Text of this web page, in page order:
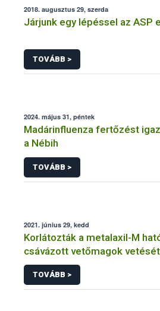
2018. augusztus 29, szerda
Járjunk egy lépéssel az ASP
TOVÁBB >
2024. május 31, péntek
Madárinfluenza fertőzést
a Nébih
TOVÁBB >
2021. június 29, kedd
Korlátozták a metalaxil-M
csávázott vetőmagok vetését
TOVÁBB >